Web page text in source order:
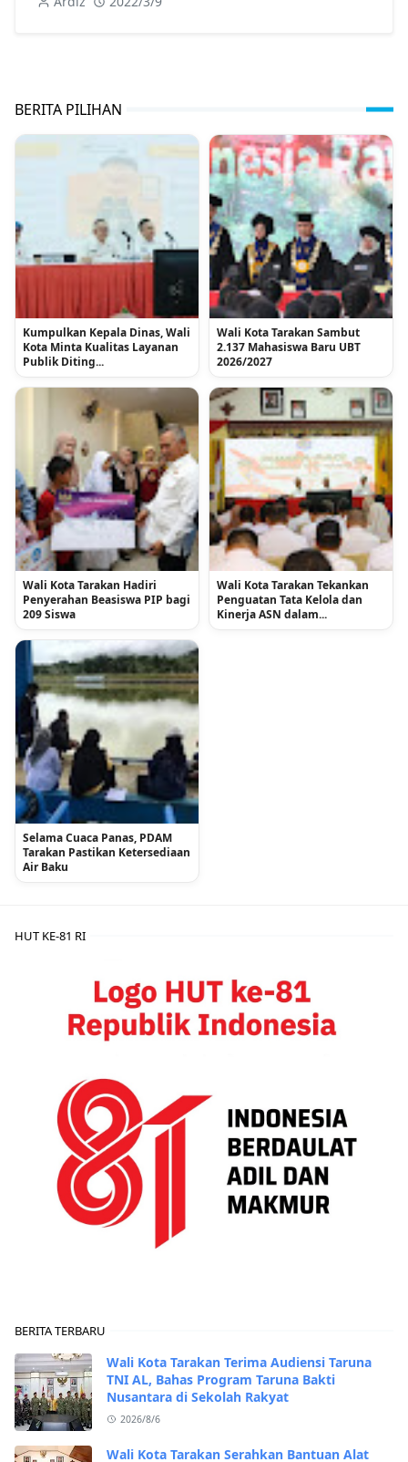
BERITA PILIHAN
Kumpulkan Kepala Dinas, Wali
Kota Minta Kualitas Layanan
Publik Diting...
Wali Kota Tarakan Sambut
2.137 Mahasiswa Baru UBT
2026/2027
Wali Kota Tarakan Hadiri
Penyerahan Beasiswa PIP bagi
209 Siswa
Wali Kota Tarakan Tekankan
Penguatan Tata Kelola dan
Kinerja ASN dalam...
Selama Cuaca Panas, PDAM
Tarakan Pastikan Ketersediaan
Air Baku
HUT KE-81 RI
BERITA TERBARU
Wali Kota Tarakan Terima Audiensi Taruna
TNI AL, Bahas Program Taruna Bakti
Nusantara di Sekolah Rakyat
2026/8/6
Wali Kota Tarakan Serahkan Bantuan Alat